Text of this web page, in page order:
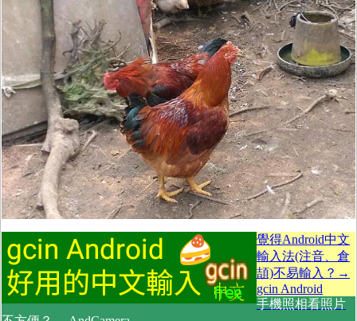
覺得Android中文
輸入法(注音、倉
頡)不易輸入？→
gcin Android
手機照相看照片